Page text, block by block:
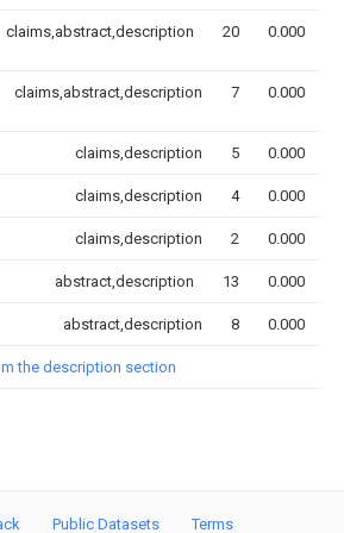
claims,abstract,description 20 0.000
claims,abstract,description 7 0.000
claims,description 5 0.000
claims,description 4 0.000
claims,description 2 0.000
abstract,description 13 0.000
abstract,description 8 0.000
the description section
Public Datasets Terms